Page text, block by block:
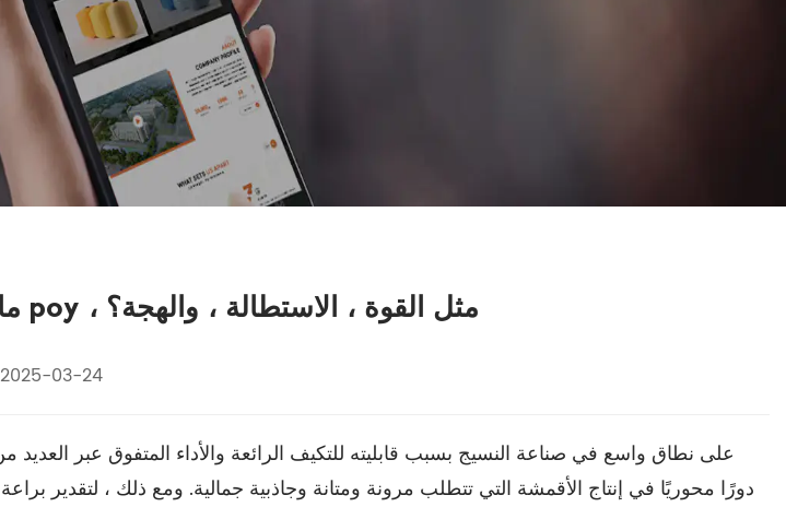
ما هي الخصائص النموذجية لخيوط poy ، مثل القوة ، الاستطالة ، والهجة؟
2025-03-24